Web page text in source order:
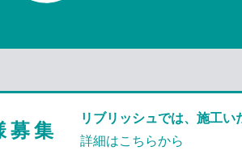
募集
リブリッシュでは、施工い
詳細はこちらから